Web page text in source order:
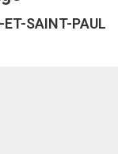
SAINT-PAUL